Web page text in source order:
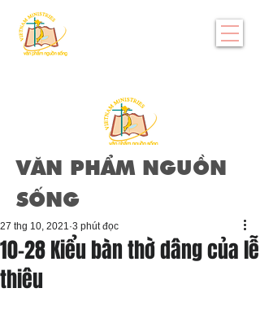
VĂN PHẨM NGUỒN
SỐNG
10-28 Kiểu bàn thờ dâng của lễ
thiêu
27 thg 10, 2021 3 phút đọc